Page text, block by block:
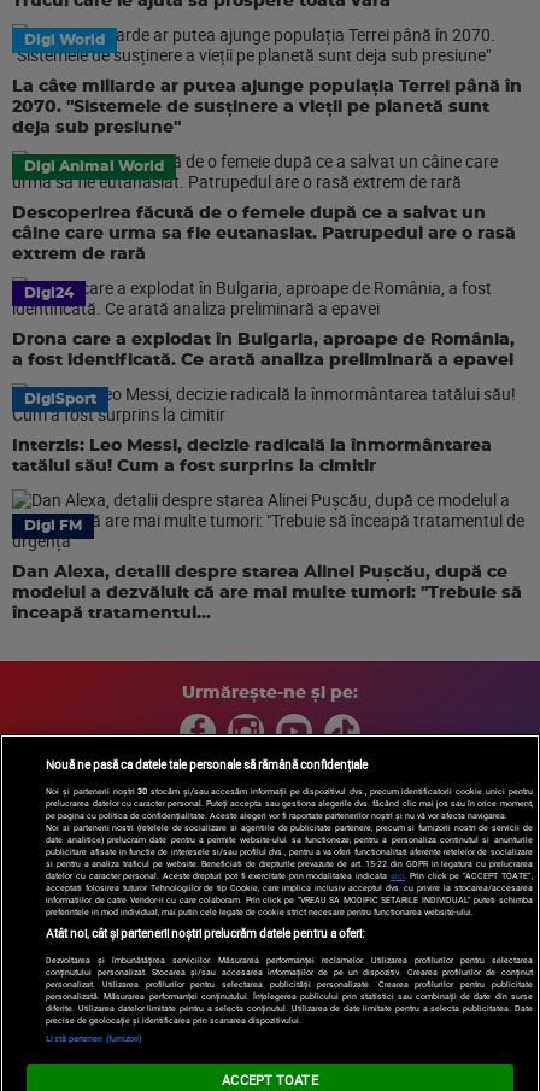
Digi World
La câte miliarde ar putea ajunge populația Terrei până în
2070. "Sistemele de susținere a vieții pe planetă sunt
deja sub presiune"
Digi Animal World
Descoperirea făcută de o femeie după ce a salvat un
câine care urma sa fie eutanasiat. Patrupedul are o rasă
extrem de rară
Digi24
Drona care a explodat în Bulgaria, aproape de România,
a fost identificată. Ce arată analiza preliminară a epavei
DigiSport
Interzis: Leo Messi, decizie radicală la înmormântarea
tatălui său! Cum a fost surprins la cimitir
Digi FM
Dan Alexa, detalii despre starea Alinei Pușcău, după ce
modelul a dezvăluit că are mai multe tumori: "Trebuie să
înceapă tratamentul...
Urmărește-ne și pe:
Copyright © 2026 / DIGI ROMANIA S.A.
Arhiva
Comunicate de presă Politica de confidentialitate
Termeni
si conditii
Gestionați preferințele| Contact/Info Codul etic
Nouă ne pasă ca datele tale personale să rămână confidențiale
Noi și partenerii noștri30 stocăm și/sau accesăm informații pe dispozitivul dvs., precum identificatorii cookie unici pentru
prelucrarea datelor cu caracter personal. Puteți accepta sau gestiona alegerile dvs. făcând clic mai jos sau în orice moment,
pe pagina cu politica de confidențialitate. Aceste alegeri vor fi raportate partenerilor noștri și nu vă vor afecta navigarea.
Noi si partenerii nostri (retelele de socializare si agentiile de publicitate partenere, precum si furnizorii nostri de servicii de
date analitice) prelucram date pentru a permite website-ului sa functioneze, pentru a personaliza continutul si anunturile
publicitare afisate in functie de interesele si/sau profilul dvs., pentru a va oferi functionalitati aferente retelelor de socializare
si pentru a analiza traficul pe website. Beneficiati de drepturile prevazute de art. 15-22 din GDPR in legatura cu prelucrarea
datelor cu caracter personal. Aceste drepturi pot fi exercitate prin modalitatea indicata aici. Prin click pe “ACCEPT TOATE”,
acceptati folosirea tuturor Tehnologiilor de tip Cookie, care implica inclusiv acceptul dvs. cu privire la stocarea/accesarea
informatiilor de catre Vendor-ii cu care colaboram. Prin click pe “VREAU SA MODIFIC SETARILE INDIVIDUAL” puteti schimba
preferintele in mod individual, mai putin cele legate de cookie strict necesare pentru functionarea website-ului.
Atât noi, cât și partenerii noștri prelucrăm datele pentru a oferi:
Dezvoltarea și îmbunătățirea serviciilor. Măsurarea performanței reclamelor. Utilizarea profilurilor pentru selectarea
conținutului personalizat. Stocarea și/sau accesarea informațiilor de pe un dispozitiv. Crearea profilurilor de conținut
personalizat. Utilizarea profilurilor pentru selectarea publicității personalizate. Crearea profilurilor pentru publicitate
personalizată. Măsurarea performanței conținutului. Înțelegerea publicului prin statistici sau combinații de date din surse
diferite. Utilizarea datelor limitate pentru a selecta conținutul. Utilizarea de date limitate pentru a selecta publicitatea. Date
precise de geolocație și identificarea prin scanarea dispozitivului.
Listă parteneri (furnizori)
ACCEPT TOATE